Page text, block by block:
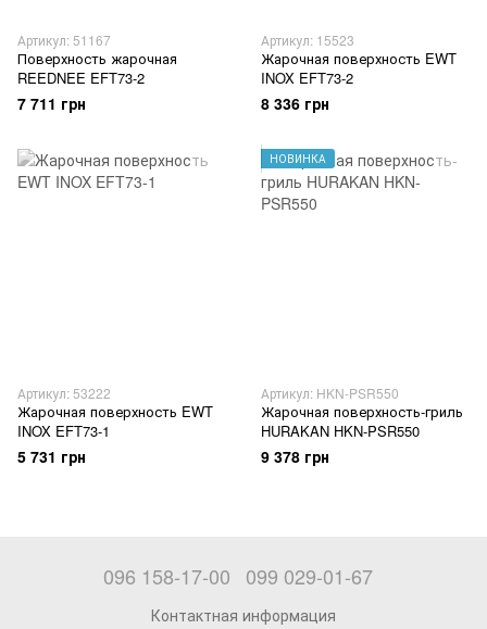
Артикул: 51167
Поверхность жарочная
REEDNEE EFT73-2
7 711 грн
Артикул: 15523
Жарочная поверхность EWT
INOX EFT73-2
8 336 грн
Артикул: 53222
Жарочная поверхность EWT
INOX EFT73-1
5 731 грн
НОВИНКА
Артикул: HKN-PSR550
Жарочная поверхность-гриль
HURAKAN HKN-PSR550
9 378 грн
096 158-17-00 099 029-01-67
Контактная информация